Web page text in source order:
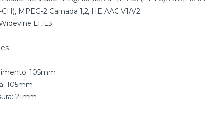
MPEG-2 Camada 1,2, HE AAC V1/V2
L1, L3
105mm
105mm
21mm